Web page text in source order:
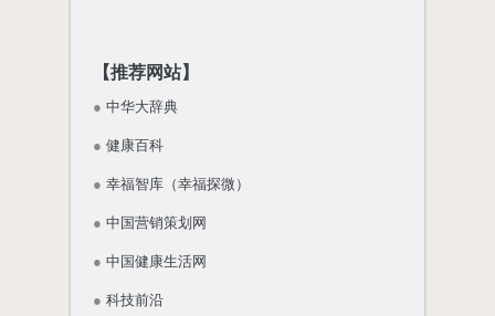
【推荐网站】
● 中华大辞典
● 健康百科
● 幸福智库（幸福探微）
● 中国营销策划网
● 中国健康生活网
● 科技前沿